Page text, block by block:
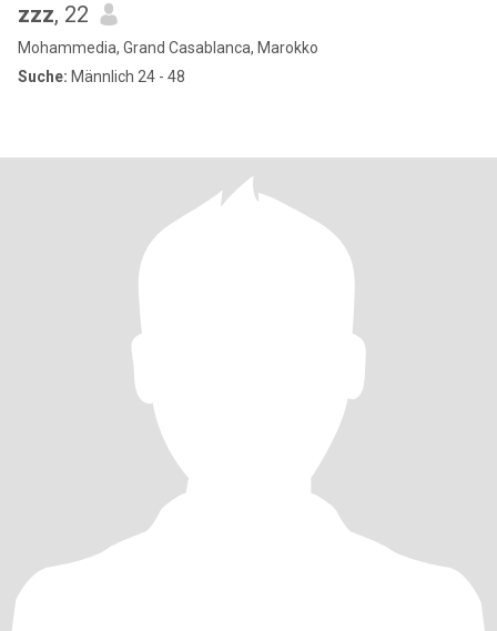
zzz, 22
Mohammedia, Grand Casablanca, Marokko
Suche: Männlich 24 - 48